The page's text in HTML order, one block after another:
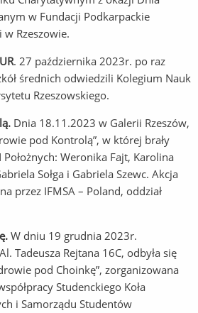
w Fundacji Podkarpackie
Rzeszowie.
. 27 października 2023r. po raz
średnich odwiedzili Kolegium Nauk
Rzeszowskiego.
Dnia 18.11.2023 w Galerii Rzeszów,
pod Kontrolą”, w której brały
Położnych: Weronika Fajt, Karolina
Sołga i Gabriela Szewc. Akcja
przez IFMSA – Poland, oddział
W dniu 19 grudnia 2023r.
Tadeusza Rejtana 16C, odbyła się
pod Choinkę”, zorganizowana
Studenckiego Koła
i Samorządu Studentów